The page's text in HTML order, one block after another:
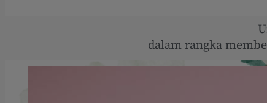
dalam rangka